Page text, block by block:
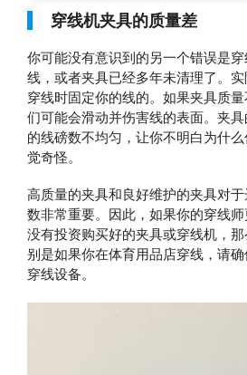
穿线机夹具的质量差
你可能没有意识到的另一个错误是
线，或者夹具已经多年未清理了。
穿线时固定你的线的。如果夹具质
们可能会滑动并伤害线的表面。夹
的线磅数不均匀，让你不明白为什
觉奇怪。
高质量的夹具和良好维护的夹具对
数非常重要。因此，如果你的穿线
没有投资购买好的夹具或穿线机，
别是如果你在体育用品店穿线，请
穿线设备。